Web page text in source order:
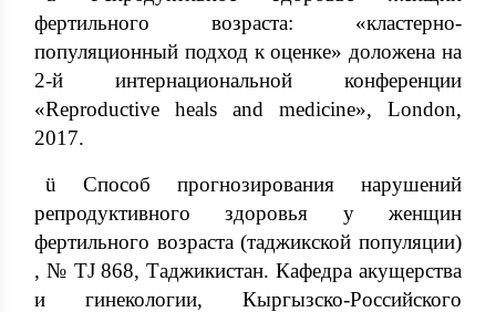
фертильного возраста: «кластерно-
популяционный подход к оценке» доложена на
2-й интернациональной конференции
«Reproductive heals and medicine», London,
2017.
ü Способ прогнозирования нарушений
репродуктивного здоровья у женщин
фертильного возраста (таджикской популяции)
, № TJ 868, Таджикистан. Кафедра акущерства
и гинекологии, Кыргызско-Российского